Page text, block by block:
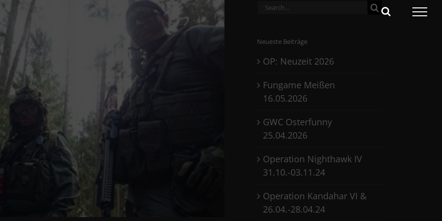
Search
Neueste Beiträge
OP: Neuzeit 2026
Fungame Meißen
16.05.2026
GWC Osterfunny
25.04.2026
Operation Nighthawk IV
31.10.-03.11.24
Operation Kandahar VI &
26.04.-28.04.24